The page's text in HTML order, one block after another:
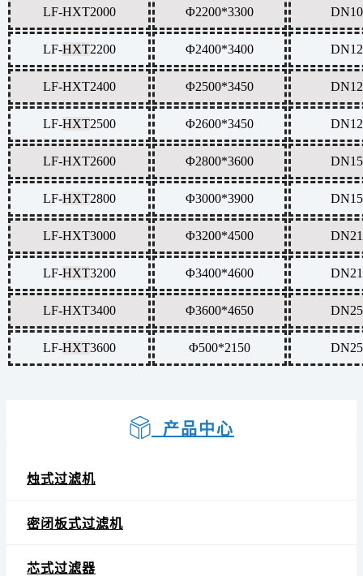
LF-HXT2000 Φ2200*3300
LF-HXT2200 Φ2400*3400
LF-HXT2400 Φ2500*3450
LF-HXT2500 Φ2600*3450
LF-HXT2600 Φ2800*3600
LF-HXT2800 Φ3000*3900
LF-HXT3000 Φ3200*4500
LF-HXT3200 Φ3400*4600
LF-HXT3400 Φ3600*4650
LF-HXT3600 Φ500*2150
产品中心
烛式过滤机
密闭板式过滤机
芯式过滤器